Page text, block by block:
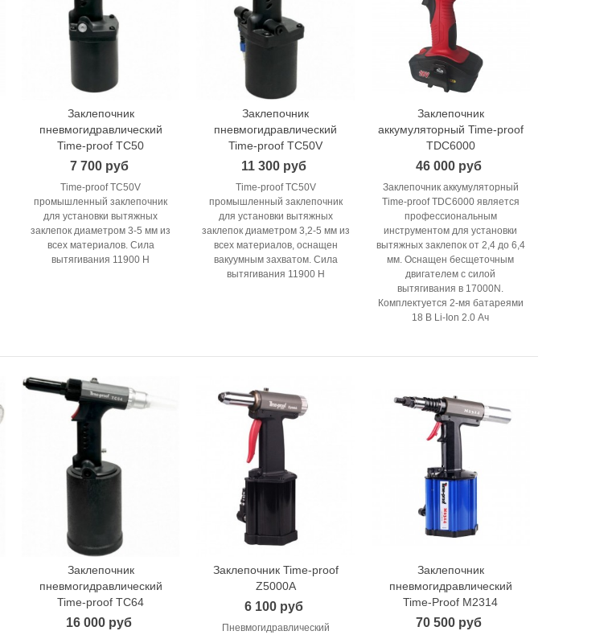
В корзину
Заклепочник
пневмогидравлический
Time-proof TC50
7 700 руб
Time-proof TC50V
промышленный заклепочник
для установки вытяжных
заклепок диаметром 3-5 мм из
всех материалов. Сила
вытягивания 11900 Н
В корзину
Заклепочник
пневмогидравлический
Time-proof TC50V
11 300 руб
Time-proof TC50V
промышленный заклепочник
для установки вытяжных
заклепок диаметром 3,2-5 мм из
всех материалов, оснащен
вакуумным захватом. Сила
вытягивания 11900 Н
В корзину
Заклепочник
аккумуляторный Time-proof
TDC6000
46 000 руб
Заклепочник аккумуляторный
Time-proof TDC6000 является
профессиональным
инструментом для установки
вытяжных заклепок от 2,4 до 6,4
мм. Оснащен бесщеточным
двигателем с силой
вытягивания в 17000N.
Комплектуется 2-мя батареями
18 В Li-Ion 2.0 Ач
В корзину
Заклепочник
пневмогидравлический
Time-proof TC64
16 000 руб
В корзину
Заклепочник Time-proof
Z5000A
6 100 руб
Пневмогидравлический
В корзину
Заклепочник
пневмогидравлический
Time-Proof M2314
70 500 руб